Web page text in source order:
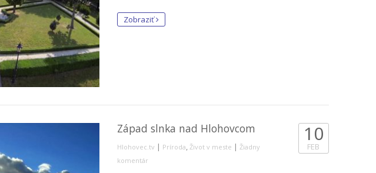
Zobraziť
Západ slnka nad Hlohovcom
Hlohovec.tv | Príroda, Život v meste | Žiadny
komentár
10
FEB